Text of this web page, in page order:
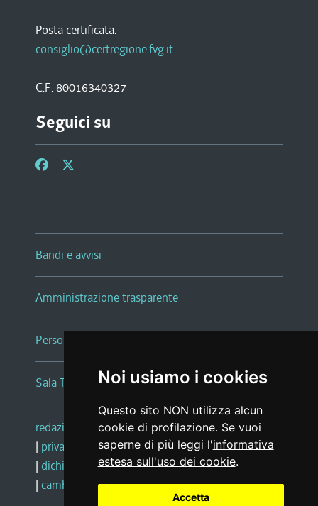
Noi usiamo i cookies
Questo sito NON utilizza alcun
cookie di profilazione. Se vuoi
saperne di più leggi l'informativa
estesa sull'uso dei cookie.
Accetta
Posta certificata:
consiglio@certregione.fvg.it
C.F. 80016340327
Seguici su
Bandi e avvisi
Amministrazione trasparente
Persone e Uffici
Sala Tiziano Tessitori
redazione web |note legali |glossario
| privacy
social media policy
| dichiarazione di accessibilità |feedback
| cambio preferenze cookie